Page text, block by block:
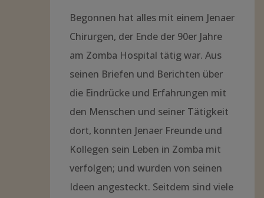
Begonnen hat alles mit einem Jenaer
Chirurgen, der Ende der 90er Jahre
am Zomba Hospital tätig war. Aus
seinen Briefen und Berichten über
die Eindrücke und Erfahrungen mit
den Menschen und seiner Tätigkeit
dort, konnten Jenaer Freunde und
Kollegen sein Leben in Zomba mit
verfolgen; und wurden von seinen
Ideen angesteckt. Seitdem sind viele